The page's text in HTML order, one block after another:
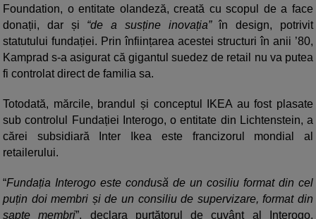
Foundation, o entitate olandeză, creată cu scopul de a face
donații, dar și “de a susține inovația”în design, potrivit
statutului fundației. Prin înființarea acestei structuri în anii ’80,
Kamprad s-a asigurat că gigantul suedez de retail nu va putea
fi controlat direct de familia sa.
Totodată, mărcile, brandul și conceptul IKEA au fost plasate
sub controlul Fundației Interogo, o entitate din Lichtenstein, a
cărei subsidiară Inter Ikea este francizorul mondial al
retailerului.
“Fundația Interogo este condusă de un cosiliu format din cel
puțin doi membri și de un consiliu de supervizare, format din
șapte membri”, declara purtătorul de cuvânt al Interogo,